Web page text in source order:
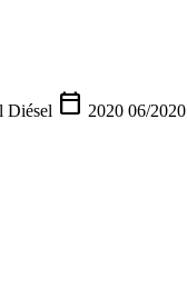
Diésel calendar_today 2020 06/2020